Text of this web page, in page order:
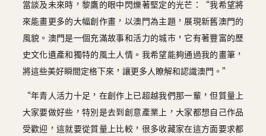
當談及未來時，黎鷹的眼中閃爍著堅定的光芒：“我希望將
來能畫更多的大幅創作畫，以澳門為主題，展現新舊澳門的
風貌。澳門是一個充滿故事和活力的城市，它有著豐富的歷
史文化遺產和獨特的風土人情。我希望能夠通過我的畫筆，
將這些美好瞬間定格下來，讓更多人瞭解和認識澳門。”
“年青人活力十足，在創作上已超越我們那一輩，但質量上
大家要做好些，特別是去到創意產業上，大家都想自己作品
受歡迎，這就要從質量上比較，很多收藏家在這方面要求都